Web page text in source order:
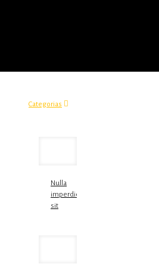
Categorias
Nulla
imperdiet
sit